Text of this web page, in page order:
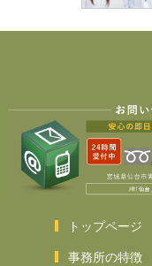
トップページ
事務所の特徴